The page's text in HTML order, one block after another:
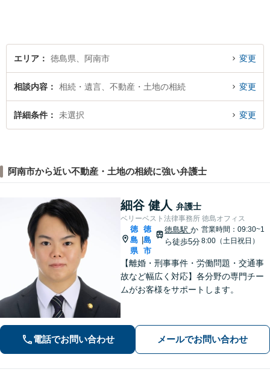
エリア 徳島県、阿南市 変更
相談内容 相続・遺言、不動産・土地の相続 変更
詳細条件 未選択 変更
阿南市から近い不動産・土地の相続に強い弁護士
細谷 健人 弁護士
ベリーベスト法律事務所 徳島オフィス
徳
島
県
|
徳
島
市
徳島駅か
ら徒歩5分
営業時間：09:30~1
8:00（土日祝日）
【離婚・刑事事件・労働問題・交通事
故など幅広く対応】各分野の専門チー
ムがお客様をサポートします。
電話でお問い合わせ メールでお問い合わせ